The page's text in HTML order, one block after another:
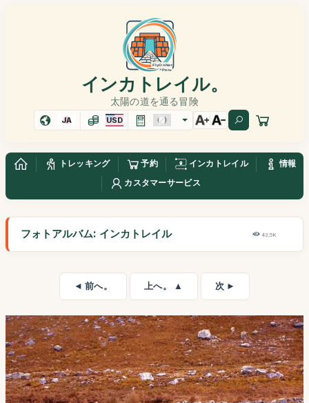
インカトレイル。
太陽の道を通る冒険
JA USD
トレッキング 予約 インカトレイル
情報
カスタマーサービス
フォトアルバム: インカトレイル 43,5K
◄ 前へ。 上へ。 ▲ 次 ►